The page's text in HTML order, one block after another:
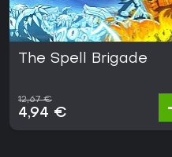
The Spell Brigade
12,67 €
4,94 €